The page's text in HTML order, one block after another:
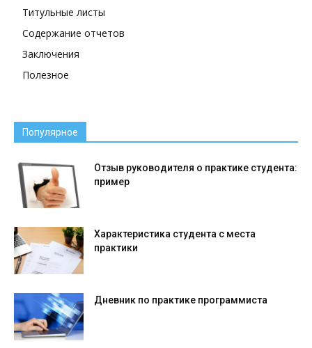
Титульные листы
Содержание отчетов
Заключения
Полезное
Популярное
Отзыв руководителя о практике студента:
пример
Характеристика студента с места
практики
Дневник по практике программиста